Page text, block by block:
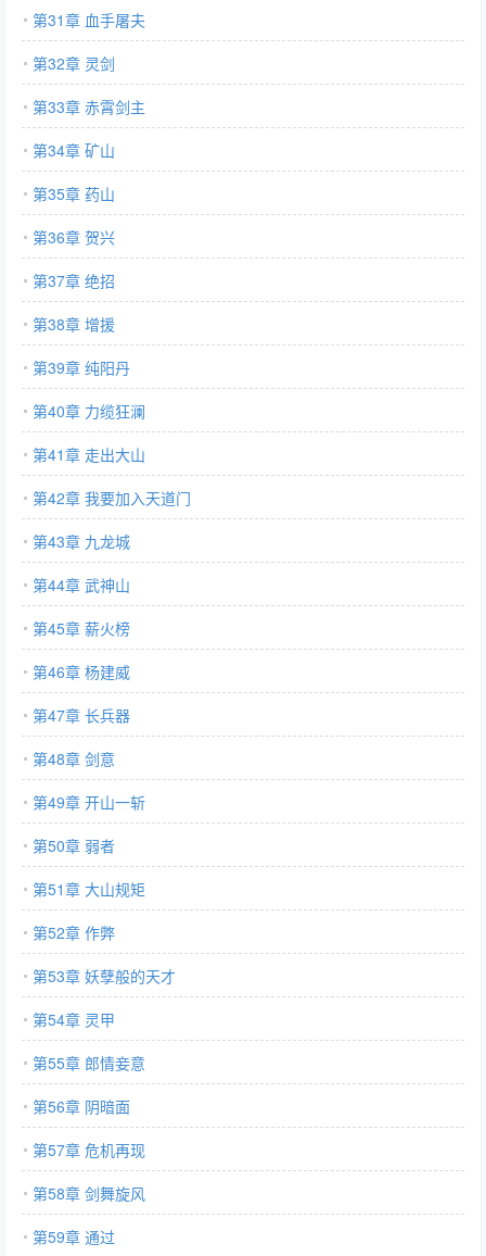
第31章 血手屠夫
第32章 灵剑
第33章 赤霄剑主
第34章 矿山
第35章 药山
第36章 贺兴
第37章 绝招
第38章 增援
第39章 纯阳丹
第40章 力缆狂澜
第41章 走出大山
第42章 我要加入天道门
第43章 九龙城
第44章 武神山
第45章 薪火榜
第46章 杨建威
第47章 长兵器
第48章 剑意
第49章 开山一斩
第50章 弱者
第51章 大山规矩
第52章 作弊
第53章 妖孽般的天才
第54章 灵甲
第55章 郎情妾意
第56章 阴暗面
第57章 危机再现
第58章 剑舞旋风
第59章 通过